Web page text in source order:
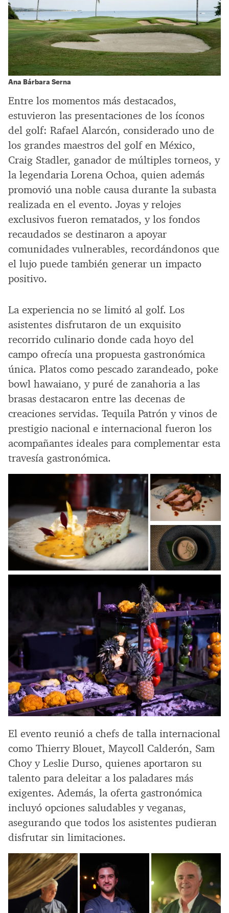
Ana Bárbara Serna
Entre los momentos más destacados,
estuvieron las presentaciones de los íconos
del golf: Rafael Alarcón, considerado uno de
los grandes maestros del golf en México,
Craig Stadler, ganador de múltiples torneos, y
la legendaria Lorena Ochoa, quien además
promovió una noble causa durante la subasta
realizada en el evento. Joyas y relojes
exclusivos fueron rematados, y los fondos
recaudados se destinaron a apoyar
comunidades vulnerables, recordándonos que
el lujo puede también generar un impacto
positivo.
La experiencia no se limitó al golf. Los
asistentes disfrutaron de un exquisito
recorrido culinario donde cada hoyo del
campo ofrecía una propuesta gastronómica
única. Platos como pescado zarandeado, poke
bowl hawaiano, y puré de zanahoria a las
brasas destacaron entre las decenas de
creaciones servidas. Tequila Patrón y vinos de
prestigio nacional e internacional fueron los
acompañantes ideales para complementar esta
travesía gastronómica.
El evento reunió a chefs de talla internacional
como Thierry Blouet, Maycoll Calderón, Sam
Choy y Leslie Durso, quienes aportaron su
talento para deleitar a los paladares más
exigentes. Además, la oferta gastronómica
incluyó opciones saludables y veganas,
asegurando que todos los asistentes pudieran
disfrutar sin limitaciones.